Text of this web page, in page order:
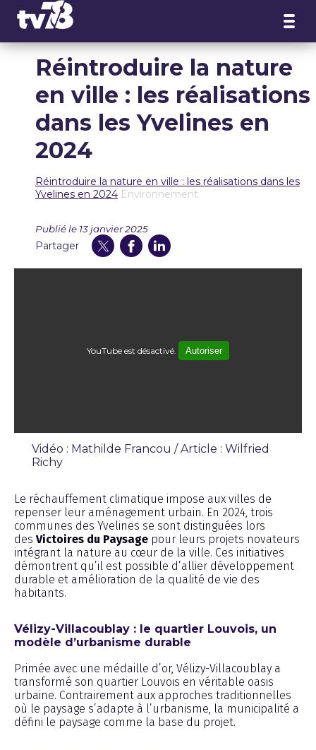
Réintroduire la nature
en ville : les réalisations
dans les Yvelines en
2024
Réintroduire la nature en ville : les réalisations dans les
Yvelines en 2024 Environnement
Publié le 13 janvier 2025
Partager
YouTube est désactivé. Autoriser
Vidéo : Mathilde Francou / Article : Wilfried
Richy
Le réchauffement climatique impose aux villes de
repenser leur aménagement urbain. En 2024, trois
communes des Yvelines se sont distinguées lors
des Victoires du Paysage pour leurs projets novateurs
intégrant la nature au cœur de la ville. Ces initiatives
démontrent qu’il est possible d’allier développement
durable et amélioration de la qualité de vie des
habitants.
Vélizy-Villacoublay : le quartier Louvois, un
modèle d’urbanisme durable
Primée avec une médaille d’or, Vélizy-Villacoublay a
transformé son quartier Louvois en véritable oasis
urbaine. Contrairement aux approches traditionnelles
où le paysage s’adapte à l’urbanisme, la municipalité a
défini le paysage comme la base du projet.
Panneau de gestion des cookies